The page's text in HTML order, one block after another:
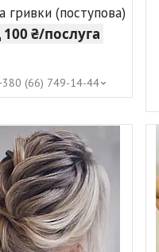
гривки (поступова)
100 ₴/послуга
(66) 749-14-44